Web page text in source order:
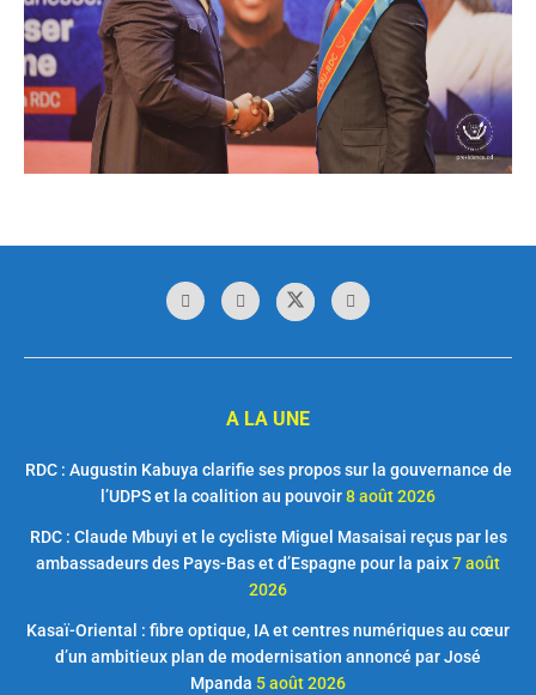
A LA UNE
RDC : Augustin Kabuya clarifie ses propos sur la gouvernance de
l’UDPS et la coalition au pouvoir8 août 2026
RDC : Claude Mbuyi et le cycliste Miguel Masaisai reçus par les
ambassadeurs des Pays-Bas et d’Espagne pour la paix7 août
2026
Kasaï-Oriental : fibre optique, IA et centres numériques au cœur
d’un ambitieux plan de modernisation annoncé par José
Mpanda 5 août 2026